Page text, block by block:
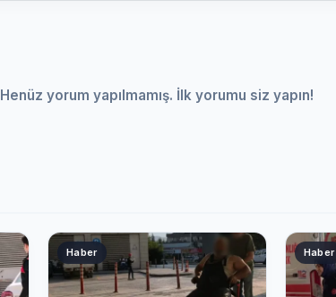
Henüz yorum yapılmamış. İlk yorumu siz yapın!
Haber Haber